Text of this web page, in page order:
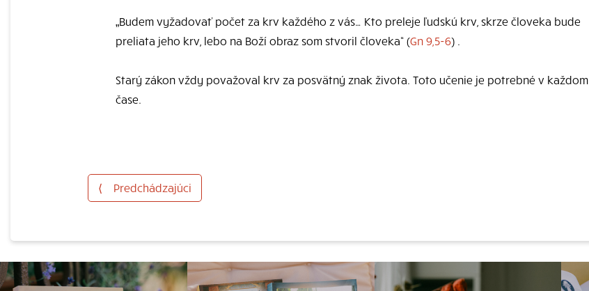
„Budem vyžadovať počet za krv každého z vás… Kto preleje ľudskú krv, skrze človeka bude
preliata jeho krv, lebo na Boží obraz som stvoril človeka“ (Gn 9,5-6) .
Starý zákon vždy považoval krv za posvätný znak života. Toto učenie je potrebné v každom
čase.
⟨ Predchádzajúci